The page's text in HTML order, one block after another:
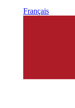
Français